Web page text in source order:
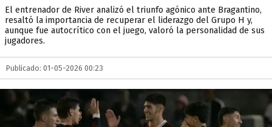
El entrenador de River analizó el triunfo agónico ante Bragantino,
resaltó la importancia de recuperar el liderazgo del Grupo H y,
aunque fue autocrítico con el juego, valoró la personalidad de sus
jugadores.
Publicado: 01-05-2026 00:23